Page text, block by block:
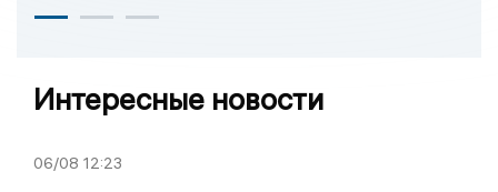
Интересные новости
06/08 12:23